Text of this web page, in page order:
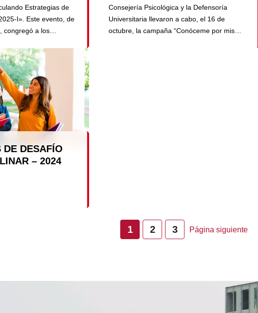
Estrategias de
I». Este evento, de
congregó a los
primordial de
el Plan de
semestre 2025-I. […]
Consejería Psicológica y la Defensoría
Universitaria llevaron a cabo, el 16 de
octubre, la campaña “Conóceme por mis
DE DESAFÍO
– 2024
1 2 3 Página siguiente